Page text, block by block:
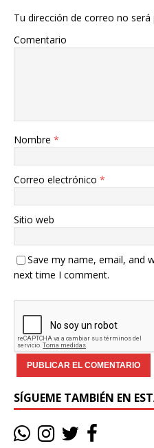
Tu dirección de correo no será
Comentario
Nombre *
Correo electrónico *
Sitio web
Save my name, email, and
next time I comment.
SÍGUEME TAMBIÉN EN